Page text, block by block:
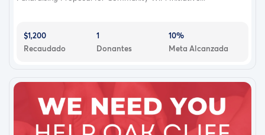
$1,200
Recaudado
1
Donantes
10%
Meta Alcanzada